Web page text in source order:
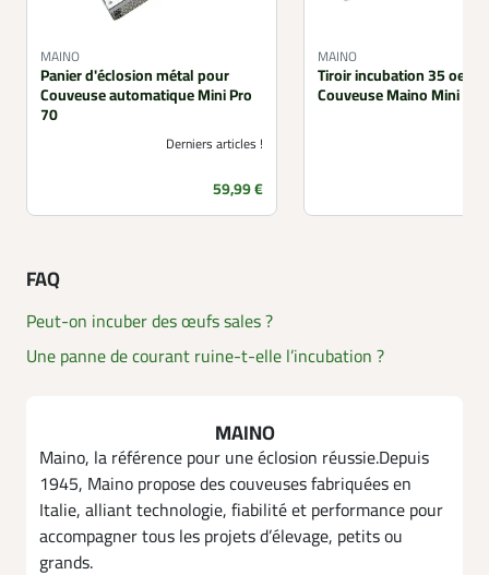
MAINO
Panier d'éclosion métal pour
Couveuse automatique Mini Pro
70
Derniers articles !
Prix
59,99 €
MAINO
Tiroir incubation 35
Couveuse Maino Mini
FAQ
Peut-on incuber des œufs sales ?
Une panne de courant ruine-t-elle l’incubation ?
MAINO
Maino, la référence pour une éclosion réussie.Depuis
1945, Maino propose des couveuses fabriquées en
Italie, alliant technologie, fiabilité et performance pour
accompagner tous les projets d’élevage, petits ou
grands.